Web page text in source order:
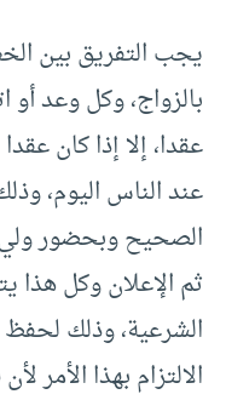
يجب التفريق بين
بالزواج، وكل وعد
عقدا، إلا إذا كان
عند الناس اليوم،
الصحيح وبحضور ولي
ثم الإعلان وكل هذا
الشرعية، وذلك
الالتزام بهذا